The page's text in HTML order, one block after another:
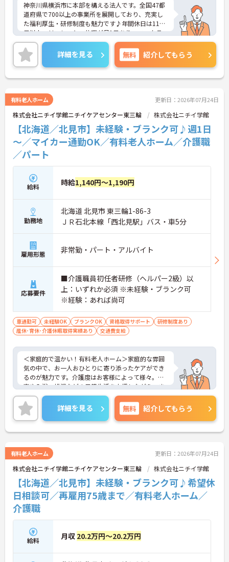
神奈川県横浜市に本部を構える法人です。全国47都
道府県で700以上の事業所を展開しており、充実し
た福利厚生・研修制度も魅力です♪年間休日は110
日以上、リフレッシュ休暇が月1日あり、ワークラ
イフバランスを重視される方にもおすすめです。ご
興味のある方には、面接対策ポイントなど、さらに
詳細をお話しいたしますのでお気軽にご相談くださ
い！
詳細を見る 無料 紹介してもらう
有料老人ホーム 更新日：2026年07月24日
株式会社ニチイ学館ニチイケアセンター東三輪 株式会社ニチイ学館
【北海道／北見市】未経験・ブランク可♪週1日
～／マイカー通勤OK／有料老人ホーム／介護職
／パート
給料 時給1,140円～1,190円
勤務地
北海道 北見市 東三輪1-86-3
ＪＲ石北本線「西北見駅」バス・車5分
雇用形態 非常勤・パート・アルバイト
応募要件
■介護職員初任者研修（ヘルパー2級）以
上：いずれか必須 ※未経験・ブランク可
※経験：あれば尚可
車通勤可 未経験OK ブランクOK 資格取得サポート
研修制度あり
産休･育休･介護休暇取得実績あり
交通費支給
＜家庭的で温かい！有料老人ホーム＞家庭的な雰囲
気の中で、お一人おひとりに寄り添ったケアができ
るのが魅力です。介護度はお客様によって様々。食
事や入浴、排泄などの日常生活を支援しながら、ま
るで家族のように温かい時間を共有できます。
＜柔軟な働き方ができる＞プライベートを大切にし
たい方にとって、非常に働きやすい職場です。週1日
から勤務可能で、働ける時間や日数は相談に乗って
もらえます。また、子ども手当（10～18歳対象）も
っているのも嬉しいポイントです。
詳細を見る 無料 紹介してもらう
有料老人ホーム 更新日：2026年07月24日
株式会社ニチイ学館ニチイケアセンター東三輪 株式会社ニチイ学館
【北海道／北見市】未経験・ブランク可♪希望休
日相談可／再雇用75歳まで／有料老人ホーム／
介護職
給料 月収 20.2万円～20.2万円